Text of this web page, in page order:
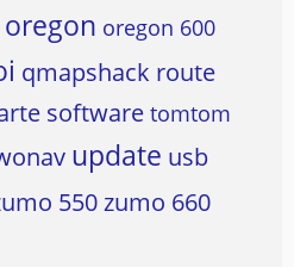
oregon oregon 600
qmapshack route
software tomtom
update usb
550zumo 660